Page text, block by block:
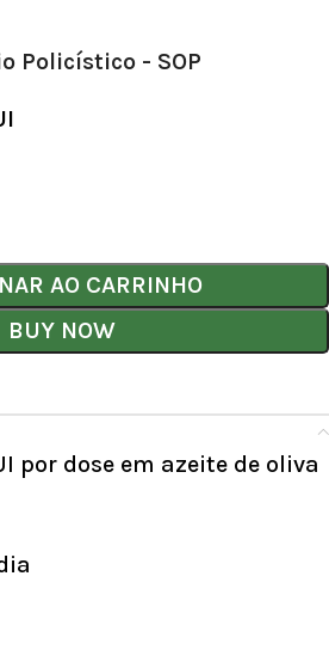
Policístico - SOP
AO CARRINHO
BUY NOW
por dose em azeite de oliva